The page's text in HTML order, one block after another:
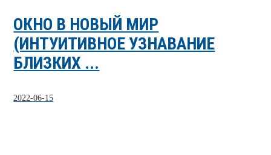
ОКНО В НОВЫЙ МИР
(ИНТУИТИВНОЕ УЗНАВАНИЕ
БЛИЗКИХ ...
2022-06-15